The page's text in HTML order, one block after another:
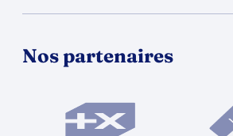
Nos partenaires